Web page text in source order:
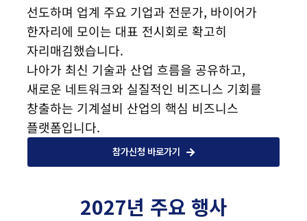
선도하며 업계 주요 기업과 전문가, 바이어가
한자리에 모이는 대표 전시회로 확고히
자리매김했습니다.
나아가 최신 기술과 산업 흐름을 공유하고,
새로운 네트워크와 실질적인 비즈니스 기회를
창출하는 기계설비 산업의 핵심 비즈니스
플랫폼입니다.
참가신청 바로가기
2027년 주요 행사